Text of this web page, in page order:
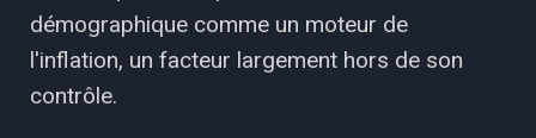
démographique comme un moteur de
l'inflation, un facteur largement hors de son
contrôle.